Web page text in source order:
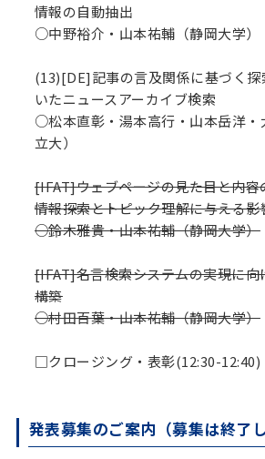
情報の自動抽出
○中野裕介・山本祐輔（静岡大学）
(13)[DE]記事の言及関係に基づく探
いたニュースアーカイブ検索
○松本直彰・湯本高行・山本岳洋・
立大）
[IFAT]ウェブページの見た目と内容
情報探索とトピック理解に与える影
○鈴木雅貴・山本祐輔（静岡大学）
[IFAT]名言検索システムの実現に向
構築
○村田百葉・山本祐輔（静岡大学）
□クロージング・表彰(12:30-12:40)
発表募集のご案内（募集は終了